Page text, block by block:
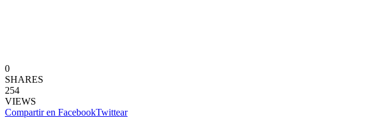
0
SHARES
254
VIEWS
Compartir en FacebookTwittear